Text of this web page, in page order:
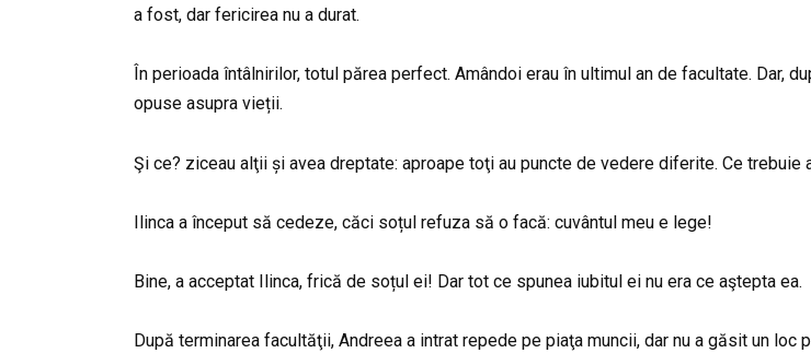
a fost, dar fericirea nu a durat.
În perioada întâlnirilor, totul părea perfect. Amândoi erau în ultimul an de facultate. Dar,
opuse asupra vieții.
Şi ce? ziceau alţii și avea dreptate: aproape toţi au puncte de vedere diferite. Ce
Ilinca a început să cedeze, căci soțul refuza să o facă: cuvântul meu e lege!
Bine, a acceptat Ilinca, frică de soțul ei! Dar tot ce spunea iubitul ei nu era ce aştepta ea.
După terminarea facultăţii, Andreea a intrat repede pe piaţa muncii, dar nu a găsit un